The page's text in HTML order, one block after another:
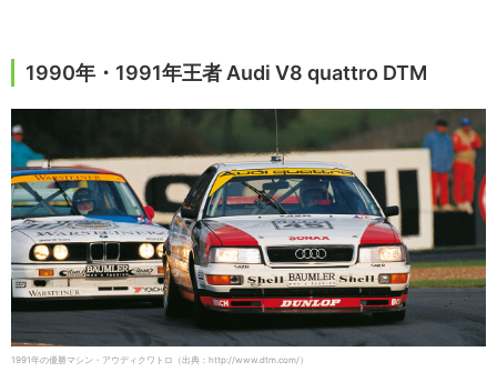
1990年・1991年王者 Audi V8 quattro DTM
1991年の優勝マシン・アウディクワトロ（出典：http://www.dtm.com/）